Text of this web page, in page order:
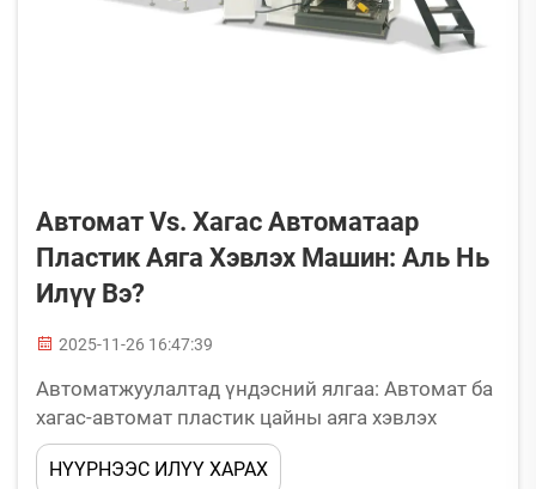
Автомат Vs. Хагас Автоматаар
Пластик Аяга Хэвлэх Машин: Аль Нь
Илүү Вэ?
2025-11-26 16:47:39
Автоматжуулалтад үндэсний ялгаа: Автомат ба
хагас-автомат пластик цайны аяга хэвлэх
төхөөрөмжүүд как ажилладаг. Хагас-автомат ба
бүтнэд автомат пластик цайны аяга хэвлэх
НҮҮРНЭЭС ИЛҮҮ ХАРАХ